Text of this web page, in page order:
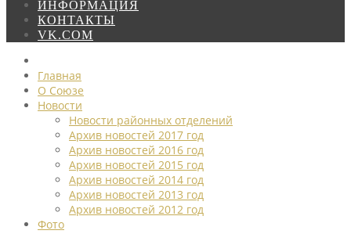
ИНФОРМАЦИЯ
КОНТАКТЫ
VK.COM
Главная
О Союзе
Новости
Новости районных отделений
Архив новостей 2017 год
Архив новостей 2016 год
Архив новостей 2015 год
Архив новостей 2014 год
Архив новостей 2013 год
Архив новостей 2012 год
Фото